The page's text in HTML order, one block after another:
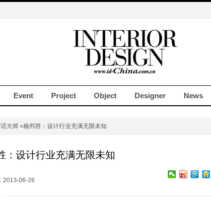
Event Project Object Designer News
大师 »杨邦胜：设计行业充满无限未知
：设计行业充满无限未知
2013-06-26